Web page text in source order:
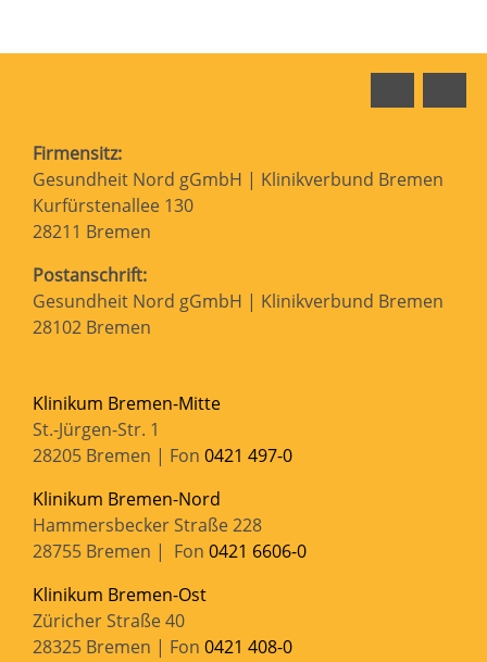
Firmensitz:
Gesundheit Nord gGmbH | Klinikverbund Bremen
Kurfürstenallee 130
28211 Bremen
Postanschrift:
Gesundheit Nord gGmbH | Klinikverbund Bremen
28102 Bremen
Klinikum Bremen-Mitte
St.-Jürgen-Str. 1
28205 Bremen | Fon 0421 497-0
Klinikum Bremen-Nord
Hammersbecker Straße 228
28755 Bremen | Fon 0421 6606-0
Klinikum Bremen-Ost
Züricher Straße 40
28325 Bremen | Fon 0421 408-0